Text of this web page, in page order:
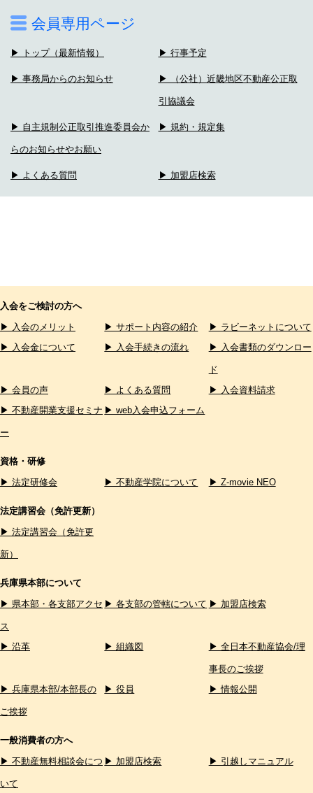
会員専用ページ
▶ トップ（最新情報） ▶ 行事予定
▶ 事務局からのお知らせ ▶ （公社）近畿地区不動産公正取
引協議会
▶ 自主規制公正取引推進委員会か
らのお知らせやお願い
▶ 規約・規定集
▶ よくある質問 ▶ 加盟店検索
入会をご検討の方へ
▶ 入会のメリット
▶ サポート内容の紹介
▶ ラビーネットについて
▶ 入会金について
▶ 入会手続きの流れ ▶ 入会書類のダウンロー
ド
▶ 会員の声
▶ よくある質問
▶ 入会資料請求
▶ 不動産開業支援セミナ
ー
▶ web入会申込フォーム
資格・研修
▶ 法定研修会
▶ 不動産学院について ▶ Z-movie NEO
法定講習会（免許更新）
▶ 法定講習会（免許更
新）
兵庫県本部について
▶ 県本部・各支部アクセ
ス
▶ 各支部の管轄について ▶ 加盟店検索
▶ 沿革 ▶ 組織図 ▶ 全日本不動産協会/理
事長のご挨拶
▶ 兵庫県本部/本部長の
ご挨拶
▶ 役員 ▶ 情報公開
一般消費者の方へ
▶ 不動産無料相談会につ
いて
▶ 加盟店検索 ▶ 引越しマニュアル